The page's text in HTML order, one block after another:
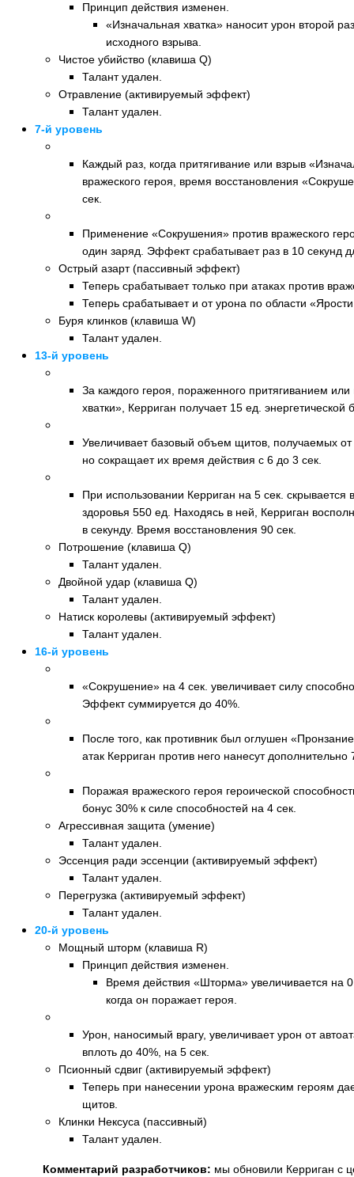
Принцип действия изменен.
«Изначальная хватка» наносит урон второй
исходного взрыва.
Чистое убийство (клавиша Q)
Талант удален.
Отравление (активируемый эффект)
Талант удален.
7-й уровень
Каждый раз, когда притягивание или взрыв
вражеского героя, время восстановления
сек.
Применение «Сокрушения» против вражеского
один заряд. Эффект срабатывает раз в 10 секунд
Острый азарт (пассивный эффект)
Теперь срабатывает только при атаках против
Теперь срабатывает и от урона по области
Буря клинков (клавиша W)
Талант удален.
13-й уровень
За каждого героя, пораженного притягиванием
хватки», Керриган получает 15 ед. энергетической
Увеличивает базовый объем щитов, получаемых
но сокращает их время действия с 6 до 3 сек.
При использовании Керриган на 5 сек. скрывается
здоровья 550 ед. Находясь в ней, Керриган
в секунду. Время восстановления 90 сек.
Потрошение (клавиша Q)
Талант удален.
Двойной удар (клавиша Q)
Талант удален.
Натиск королевы (активируемый эффект)
Талант удален.
16-й уровень
«Сокрушение» на 4 сек. увеличивает силу
Эффект суммируется до 40%.
После того, как противник был оглушен
атак Керриган против него нанесут дополнительно
Поражая вражеского героя героической
бонус 30% к силе способностей на 4 сек.
Агрессивная защита (умение)
Талант удален.
Эссенция ради эссенции (активируемый эффект)
Талант удален.
Перегрузка (активируемый эффект)
Талант удален.
20-й уровень
Мощный шторм (клавиша R)
Принцип действия изменен.
Время действия «Шторма» увеличивается на
когда он поражает героя.
Урон, наносимый врагу, увеличивает урон от
вплоть до 40%, на 5 сек.
Псионный сдвиг (активируемый эффект)
Теперь при нанесении урона вражеским героям
щитов.
Клинки Нексуса (пассивный)
Талант удален.
Комментарий разработчиков: мы обновили Керриган с